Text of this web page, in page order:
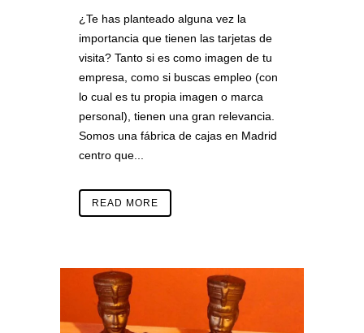
¿Te has planteado alguna vez la
importancia que tienen las tarjetas de
visita? Tanto si es como imagen de tu
empresa, como si buscas empleo (con
lo cual es tu propia imagen o marca
personal), tienen una gran relevancia.
Somos una fábrica de cajas en Madrid
centro que...
READ MORE